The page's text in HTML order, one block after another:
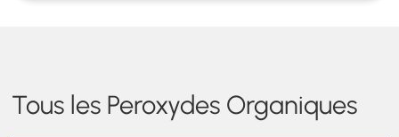
Tous les Peroxydes Organiques